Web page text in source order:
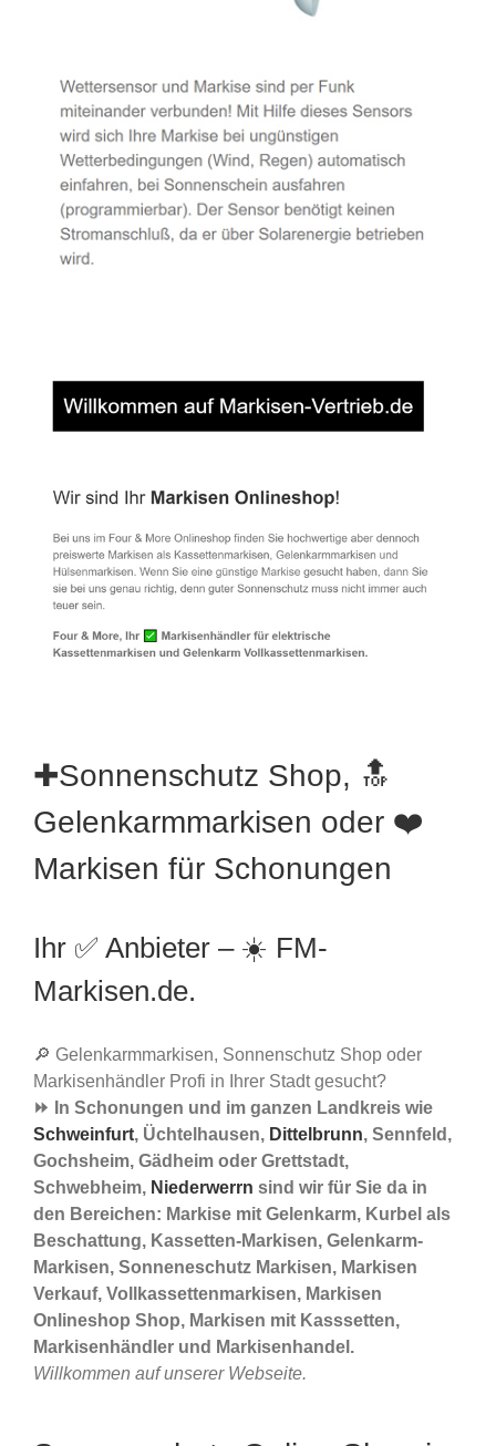
✚Sonnenschutz Shop, 🔝
Gelenkarmmarkisen oder ❤️
Markisen für Schonungen
Ihr ✅ Anbieter – ☀️ FM-
Markisen.de.
🔎 Gelenkarmmarkisen, Sonnenschutz Shop oder
Markisenhändler Profi in Ihrer Stadt gesucht?
⏩ In Schonungen und im ganzen Landkreis wie
Schweinfurt, Üchtelhausen, Dittelbrunn, Sennfeld,
Gochsheim, Gädheim oder Grettstadt,
Schwebheim, Niederwerrn sind wir für Sie da in
den Bereichen: Markise mit Gelenkarm, Kurbel als
Beschattung, Kassetten-Markisen, Gelenkarm-
Markisen, Sonneneschutz Markisen, Markisen
Verkauf, Vollkassettenmarkisen, Markisen
Onlineshop Shop, Markisen mit Kasssetten,
Markisenhändler und Markisenhandel.
Willkommen auf unserer Webseite.